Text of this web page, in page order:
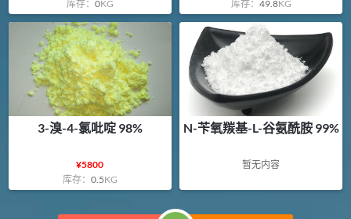
库存： 0KG
库存： 49.8KG
3-溴-4-氯吡啶 98%
¥5800
库存： 0.5KG
N-苄氧羰基-L-谷氨酰胺 99%
暂无内容